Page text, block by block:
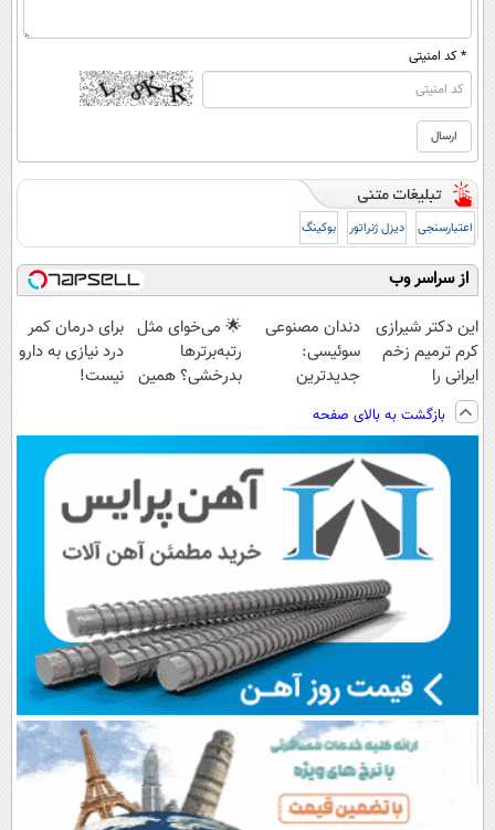
* کد امنیتی
اعتبارسنجی دیزل ژنراتور بوکینگ
از سراسر وب
این دکتر شیرازی
کرم ترمیم زخم
ایرانی را
ساخت!!!
دندان مصنوعی
سوئیسی:
جدیدترین
سبک و مقاوم |
پرداخت قسطی
🌟 می‌خوای مثل
رتبه‌برترها
بدرخشی؟ همین
برای درمان کمر
درد نیازی به دارو
نیست!
بازگشت به بالای صفحه